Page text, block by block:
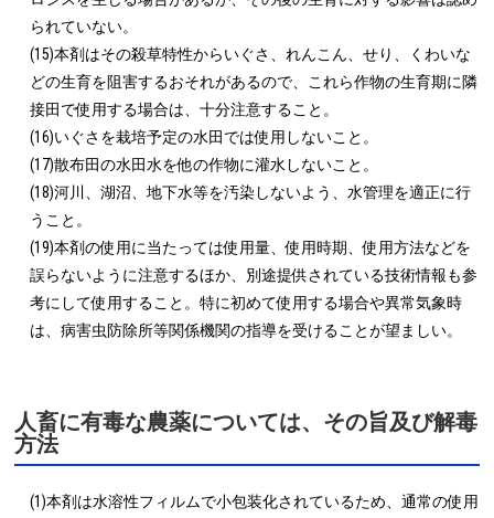
られていない。
(15)本剤はその殺草特性からいぐさ、れんこん、せり、くわいな
どの生育を阻害するおそれがあるので、これら作物の生育期に隣
接田で使用する場合は、十分注意すること。
(16)いぐさを栽培予定の水田では使用しないこと。
(17)散布田の水田水を他の作物に灌水しないこと。
(18)河川、湖沼、地下水等を汚染しないよう、水管理を適正に行
うこと。
(19)本剤の使用に当たっては使用量、使用時期、使用方法などを
誤らないように注意するほか、別途提供されている技術情報も参
考にして使用すること。特に初めて使用する場合や異常気象時
は、病害虫防除所等関係機関の指導を受けることが望ましい。
人畜に有毒な農薬については、その旨及び解毒
方法
(1)本剤は水溶性フィルムで小包装化されているため、通常の使用